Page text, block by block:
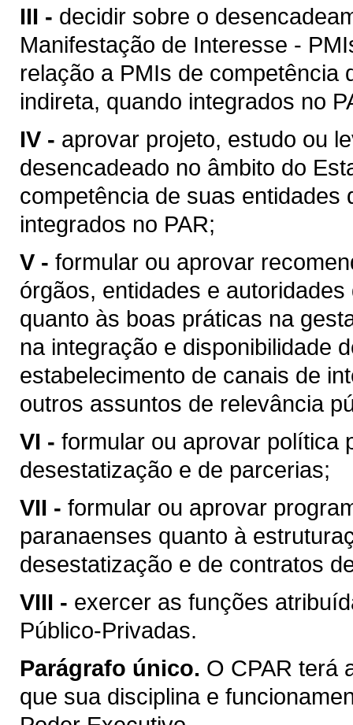
III - decidir sobre o
Manifestação de Interesse -
relação a PMIs de competência
indireta, quando integrados no
IV - aprovar projeto, estudo ou
desencadeado no âmbito do
competência de suas entidades
integrados no PAR;
V - formular ou aprovar
órgãos, entidades e
quanto às boas práticas na
na integração e disponibilidade
estabelecimento de canais de
outros assuntos de relevância
VI - formular ou aprovar política
desestatização e de parcerias;
VII - formular ou aprovar
paranaenses quanto à
desestatização e de contratos
VIII - exercer as funções
Público-Privadas.
Parágrafo único. O CPAR terá
que sua disciplina e